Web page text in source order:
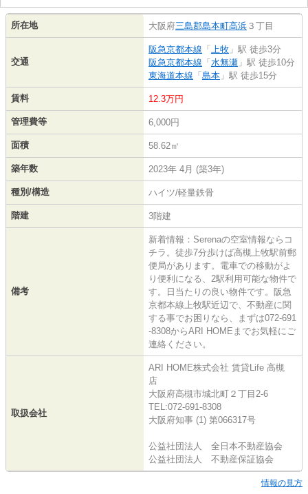
所在地 大阪府三島郡島本町高浜 ３丁目
交通
阪急京都本線 「 上牧 」駅 徒歩3分
阪急京都本線 「 水無瀬 」駅 徒歩10分
東海道本線 「 島本 」駅 徒歩15分
賃料 12.3万円
管理費等 6,000円
面積 58.62㎡
築年数 2023年 4月 (築3年)
種別/構造 ハイツ/軽量鉄骨
階建 3階建
備考
新着情報：Serenaの空室情報ならコ
チラ。徒歩7分歩けば高槻上牧駅前郵
便局があります。電車での移動がよ
り便利になる、2駅利用可能な物件で
す。日当たりの良い物件です。阪急
京都本線上牧駅近辺で、不動産に関
する事でお困りなら、まずは072-691
-8308からARI HOMEまでお気軽にご
連絡ください。
取扱会社
ARI HOME株式会社 賃貸Life 高槻
店
大阪府高槻市城北町２丁目2-6
TEL:072-691-8308
大阪府知事 (1) 第066317号
公益社団法人 全日本不動産協会
公益社団法人 不動産保証協会
情報の見方